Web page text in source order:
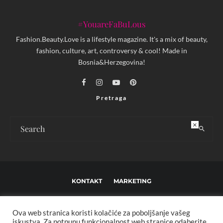
#YouareFaBuLous
Fashion.Beauty.Love is a lifestyle magazine. It's a mix of beauty,
fashion, culture, art, controversy & cool! Made in
Bosnia&Herzegovina!
Pretraga
KONTAKT MARKETING
IMPRESSUM O NAMA
Ova web stranica koristi kolačiće za poboljšanje vašeg
×